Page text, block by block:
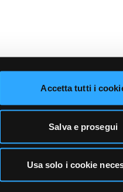
Accetta tutti i
Salva e prosegui
Usa solo i cookie